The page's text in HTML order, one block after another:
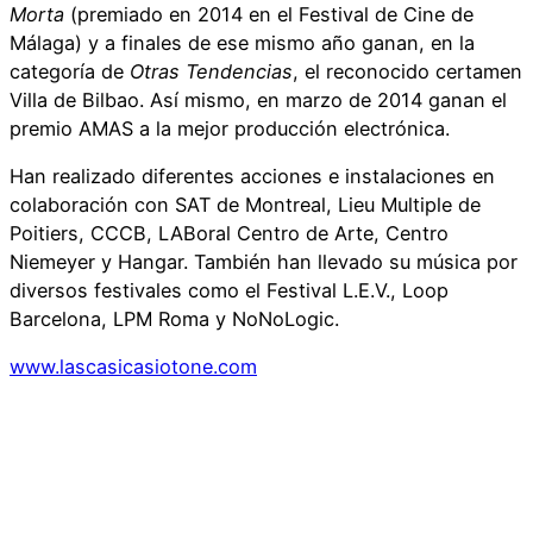
Morta (premiado en 2014 en el Festival de Cine de
Málaga) y a finales de ese mismo año ganan, en la
categoría de Otras Tendencias, el reconocido certamen
Villa de Bilbao. Así mismo, en marzo de 2014 ganan el
premio AMAS a la mejor producción electrónica.
Han realizado diferentes acciones e instalaciones en
colaboración con SAT de Montreal, Lieu Multiple de
Poitiers, CCCB, LABoral Centro de Arte, Centro
Niemeyer y Hangar. También han llevado su música por
diversos festivales como el Festival L.E.V., Loop
Barcelona, LPM Roma y NoNoLogic.
www.lascasicasiotone.com